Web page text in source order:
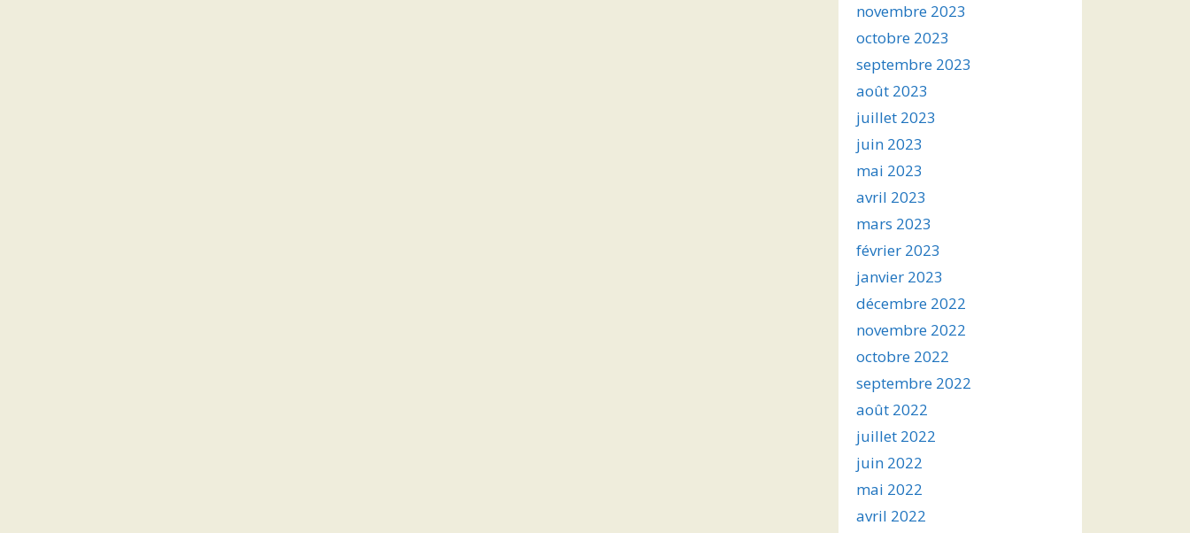
novembre 2023
octobre 2023
septembre 2023
août 2023
juillet 2023
juin 2023
mai 2023
avril 2023
mars 2023
février 2023
janvier 2023
décembre 2022
novembre 2022
octobre 2022
septembre 2022
août 2022
juillet 2022
juin 2022
mai 2022
avril 2022